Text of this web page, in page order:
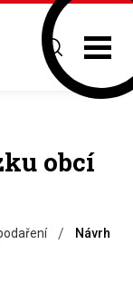
obcí
/ Návrh